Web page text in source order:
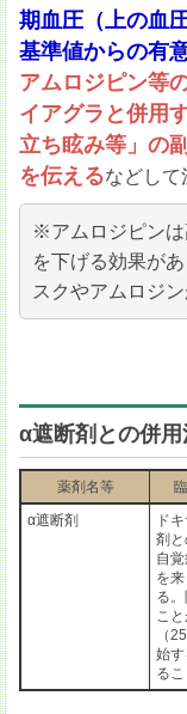
期血圧（上の血
基準値からの有
アムロジピン等
イアグラと併用
立ち眩み等」の
を伝えるなどして
※アムロジピンは
を下げる効果が
スクやアムロジン
α遮断剤との併
薬剤名等
α遮断剤
ド
剤
自
を
る
こ
（
始
るこ